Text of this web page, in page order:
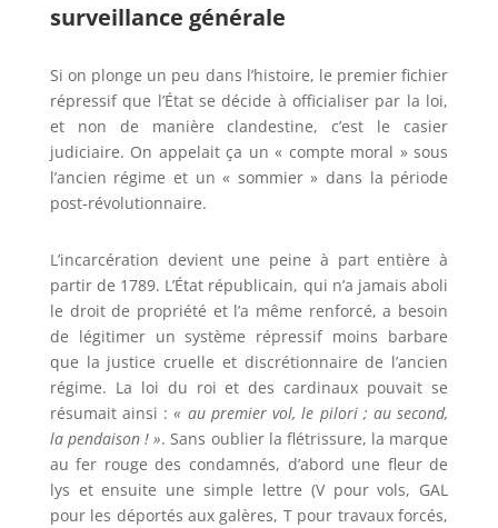
surveillance générale
Si on plonge un peu dans l’histoire, le premier fichier
répressif que l’État se décide à officialiser par la loi,
et non de manière clandestine, c’est le casier
judiciaire. On appelait ça un « compte moral » sous
l’ancien régime et un « sommier » dans la période
post-révolutionnaire.
L’incarcération devient une peine à part entière à
partir de 1789. L’État républicain, qui n’a jamais aboli
le droit de propriété et l’a même renforcé, a besoin
de légitimer un système répressif moins barbare
que la justice cruelle et discrétionnaire de l’ancien
régime. La loi du roi et des cardinaux pouvait se
résumait ainsi :« au premier vol, le pilori ; au second,
la pendaison ! ». Sans oublier la flétrissure, la marque
au fer rouge des condamnés, d’abord une fleur de
lys et ensuite une simple lettre (V pour vols, GAL
pour les déportés aux galères, T pour travaux forcés,